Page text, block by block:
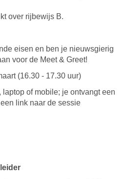
over rijbewijs B.
eisen en ben je nieuwsgierig
voor de Meet & Greet!
(16.30 - 17.30 uur)
laptop of mobile; je ontvangt een
link naar de sessie